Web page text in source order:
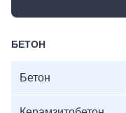
БЕТОН
Бетон